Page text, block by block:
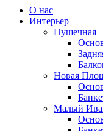
О нас
Интерьер
Пушечная
Новая
Малый